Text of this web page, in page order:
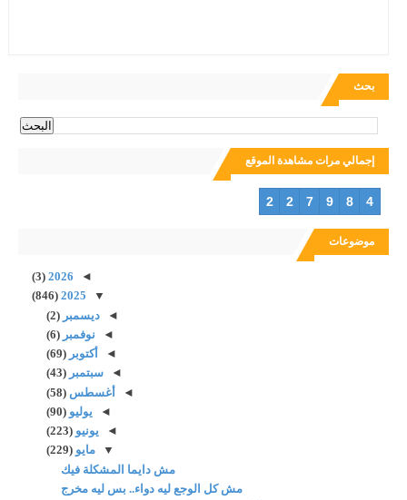
بحث
إجمالي مرات مشاهدة الموقع
2 2 7 9 8 4
موضوعات
◄
2026
(3)
▼
2025
(846)
◄ديسمبر(2)
◄ نوفمبر(6)
◄
أكتوبر(69)
◄سبتمبر(43)
◄أغسطس(58)
◄ يوليو(90)
◄ يونيو(223)
▼مايو(229)
مش دايما المشكلة فيك
مش كل الوجع ليه دواء.. بس ليه مخرج